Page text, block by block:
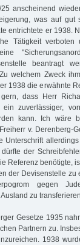
anscheinend
was auf gut
entrichtete er 1938.
Tätigkeit
beantragt
welchem Zweck
1938 die erwähnte
dass Herr
zuverlässiger,
kann. Ich wäre
v. Derenberg-
Unterschrift
der
Referenz benötigte,
der Devisenstelle zu
gegen
zu transferieren.
Gesetze 1935
Partnern zu.
1938